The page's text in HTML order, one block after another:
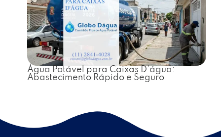
Água Potável para Caixas D’água:
Abastecimento Rápido e Seguro